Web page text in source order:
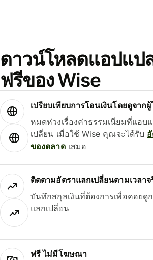
ดาวน์โหลดแอปแป
ฟรีของ Wise
เปรียบเทียบการโอนเงินโดยดูจาก
หมดห่วงเรื่องค่าธรรมเนียมที่แอบ
เปลี่ยน เมื่อใช้ Wise คุณจะได้รับ
ของตลาดเสมอ
ติดตามอัตราแลกเปลี่ยนตามเวลาจ
บันทึกสกุลเงินที่ต้องการเพื่อคอยดู
แลกเปลี่ยน
ฟรี ไม่มีโฆษณา